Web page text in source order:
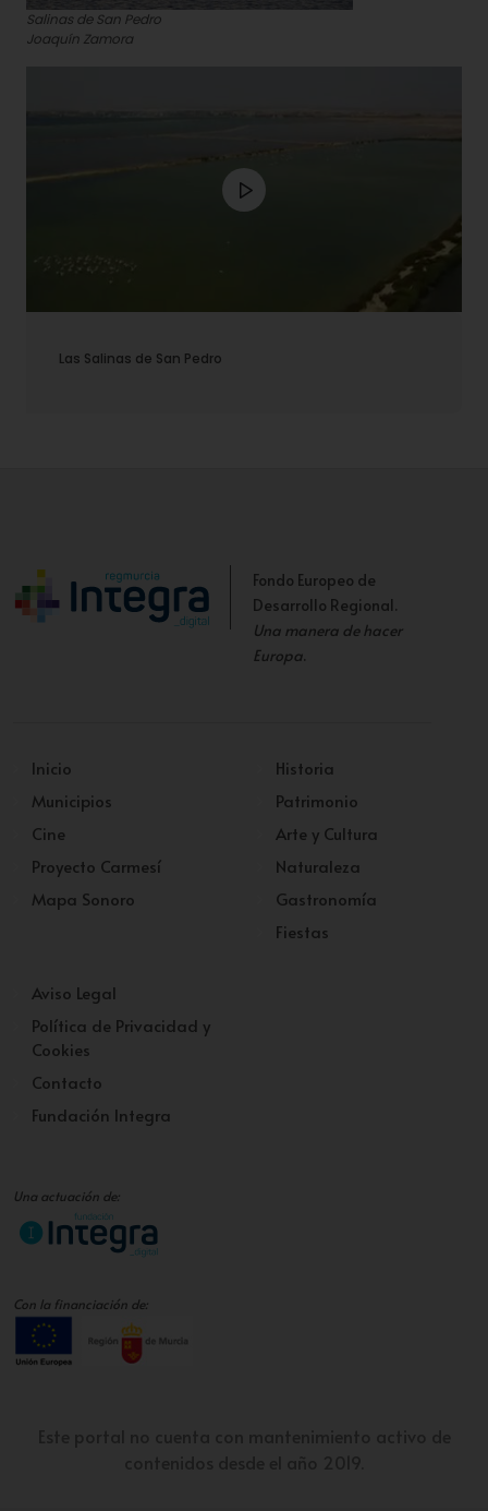
Salinas de San Pedro
Joaquín Zamora
Las Salinas de San Pedro
Fondo Europeo de
Desarrollo Regional.
Una manera de hacer
Europa.
Inicio
Municipios
Cine
Proyecto Carmesí
Mapa Sonoro
Historia
Patrimonio
Arte y Cultura
Naturaleza
Gastronomía
Fiestas
Aviso Legal
Política de Privacidad y
Cookies
Contacto
Fundación Integra
Una actuación de:
Con la financiación de: